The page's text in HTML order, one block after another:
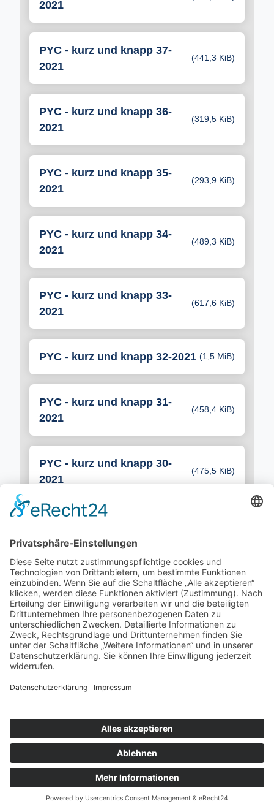
2021
PYC - kurz und knapp 37-
2021
(441,3 KiB)
PYC - kurz und knapp 36-
2021
(319,5 KiB)
PYC - kurz und knapp 35-
2021
(293,9 KiB)
PYC - kurz und knapp 34-
2021
(489,3 KiB)
PYC - kurz und knapp 33-
2021
(617,6 KiB)
PYC - kurz und knapp 32-2021 (1,5 MiB)
PYC - kurz und knapp 31-
2021
(458,4 KiB)
PYC - kurz und knapp 30-
2021
(475,5 KiB)
2021
PYC - kurz und knapp 28-
2021
(561,5 KiB)
PYC - kurz und knapp 27-
2021
(279,5 KiB)
PYC - kurz und knapp 25-
2021